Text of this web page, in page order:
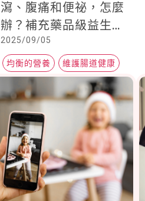
瀉、腹痛和便祕，怎麼
辦？補充藥品級益生菌
改善「腸」事，成為腸
道良好菌相最佳「益」
友
2025/09/05
均衡的營養 維護腸道健康
藥品級益生菌